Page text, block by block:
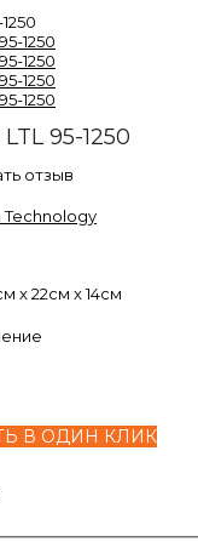
95-1250
отзыв
Technology
x 22см x 14см
В ОДИН КЛИК